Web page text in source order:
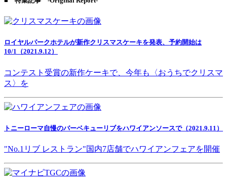
ロイヤルパークホテルが新作クリスマスケーキを発表、予約開始は
10/1（2021.9.12）
コンテスト受賞の新作ケーキで、今年も〈おうちでクリスマ
ス〉を
トニーローマ自慢のバーベキューリブをハワイアンソースで（2021.9.11）
"No.1リブ レストラン"国内7店舗でハワイアンフェアを開催